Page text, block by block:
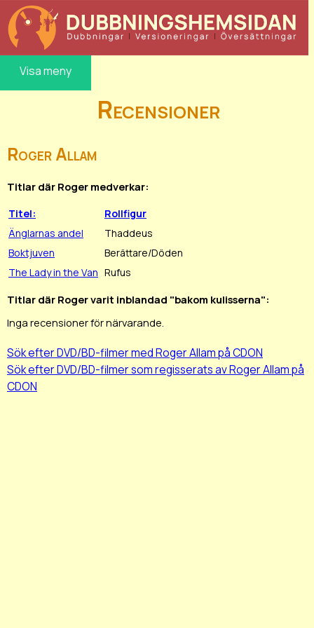
Visa meny
Recensioner
Roger Allam
Titlar där Roger medverkar:
Titel:
Rollfigur
Änglarnas andel
Thaddeus
Boktjuven
Berättare/Döden
The Lady in the Van Rufus
Titlar där Roger varit inblandad "bakom kulisserna":
Inga recensioner för närvarande.
Sök efter DVD/BD-filmer med Roger Allam på CDON
Sök efter DVD/BD-filmer som regisserats av Roger Allam på
CDON